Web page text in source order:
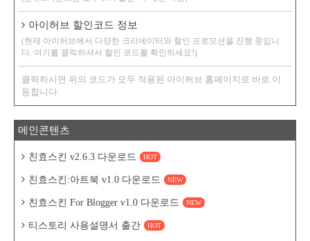
아이허브 할인코드 정보
(현재 아이허브에서 다양한 크리에이터와 할인 프로모션을 진행 중입니
다. 여기를 클릭하셔서 할인 코드를 확인하세요!)
클릭하시면 위의 코드가 모두 적용된 아이허브 홈페이지로 바로 이
동합니다.
메인콘텐츠
친효스킨 v2.6.3 다운로드 HOT
친효스킨:아트북 v1.0 다운로드 NEW
친효스킨 For Blogger v1.0 다운로드 NEW
티스토리 사용설명서 출간 HOT